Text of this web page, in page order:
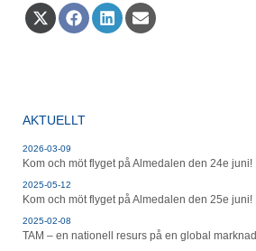
Dela
på
Dela
på
Dela
på
Dela
på
AKTUELLT
2026-03-09
Kom och möt flyget på Almedalen den 24e juni!
2025-05-12
Kom och möt flyget på Almedalen den 25e juni!
2025-02-08
TAM – en nationell resurs på en global marknad